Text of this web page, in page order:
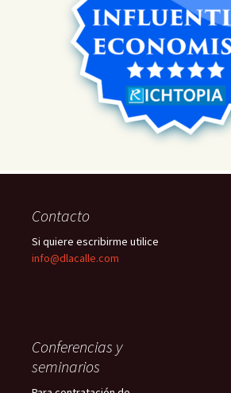
Contacto
Si quiere escribirme utilice
info@dlacalle.com
Conferencias y
seminarios